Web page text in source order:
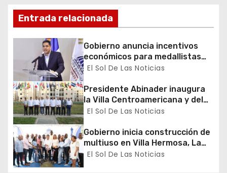
n
d
e
n
t
r
a
Entrada relacionada
Gobierno anuncia incentivos
económicos para medallistas
dominicanos en los Juegos
Centroamericanos y del Caribe
El Sol De Las Noticias
Presidente Abinader inaugura
la Villa Centroamericana y del
Caribe para los XXV Juegos
Santo Domingo 2026
El Sol De Las Noticias
Gobierno inicia construcción de
multiuso en Villa Hermosa, La
Romana
El Sol De Las Noticias